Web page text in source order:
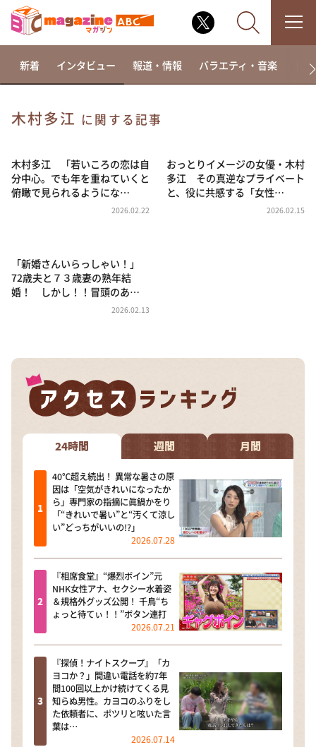
相席食堂
これ余談なんですけど・・・
～人生密着トークバラエティ！～ やすとものいたっ
news おかえり
河合＆A.B.C-Z塚田×福井アナ「なんでやねん！？」
（news おかえり）
教えて！ニュースライブ 正義のミカタ
ＬＩＦＥ～夢のカタチ～
新婚さんいらっしゃい！
ポツンと一軒家
ザキ山小屋本館
ぺこぱのまるスポ
新着 インタビュー 報道・情報 バラエティ・音楽 ド
木村多江 に関する記事
木村多江 「若いころの恋は自
分中心。でも年を重ねていくと
俯瞰で見られるようにな…
2026.02.22
おっとりイメージの女優・木村
多江 その真逆なプライベート
と、役に共感する「女性…
2026.02.15
「新婚さんいらっしゃい！」
72歳夫と７３歳妻の熟年結
婚！ しかし！！冒頭のあ…
2026.02.13
24時間 週間 月間
40℃超え続出！ 異常な暑さの原
因は「空気がきれいになったか
ら」専門家の指摘に眞鍋かをり
「“きれいで暑い”と“汚くて涼し
い”どっちがいいの!?」
2026.07.28
『相席食堂』“爆烈ボイン”元
NHK女性アナ、セクシー水着姿
＆規格外グッズ公開！ 千鳥“ち
ょっと待てぃ！！”ボタン連打
2026.07.21
『探偵！ナイトスクープ』「カ
ヨコか？」間違い電話を約7年
間100回以上かけ続けてくる見
知らぬ男性。カヨコのふりをし
た依頼者に、ポツリと呟いた言
葉は…
2026.07.14